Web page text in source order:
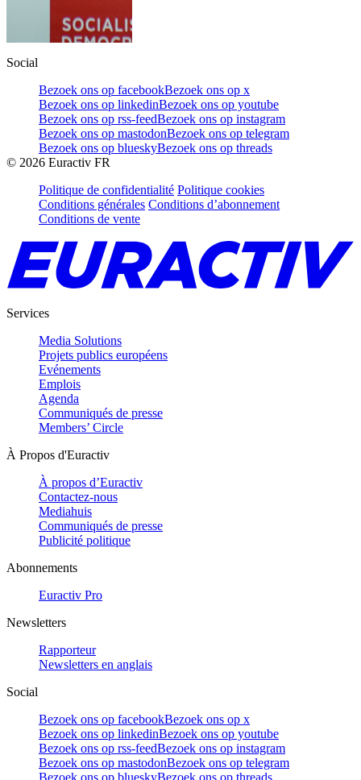
Social
Bezoek ons op facebookBezoek ons op x
Bezoek ons op linkedinBezoek ons op youtube
Bezoek ons op rss-feedBezoek ons op instagram
Bezoek ons op mastodonBezoek ons op telegram
Bezoek ons op blueskyBezoek ons op threads
© 2026 Euractiv FR
Politique de confidentialité Politique cookies
Conditions générales Conditions d’abonnement
Conditions de vente
Services
Media Solutions
Projets publics européens
Evénements
Emplois
Agenda
Communiqués de presse
Members’ Circle
À Propos d'Euractiv
À propos d’Euractiv
Contactez-nous
Mediahuis
Communiqués de presse
Publicité politique
Abonnements
Euractiv Pro
Newsletters
Rapporteur
Newsletters en anglais
Social
Bezoek ons op facebookBezoek ons op x
Bezoek ons op linkedinBezoek ons op youtube
Bezoek ons op rss-feedBezoek ons op instagram
Bezoek ons op mastodonBezoek ons op telegram